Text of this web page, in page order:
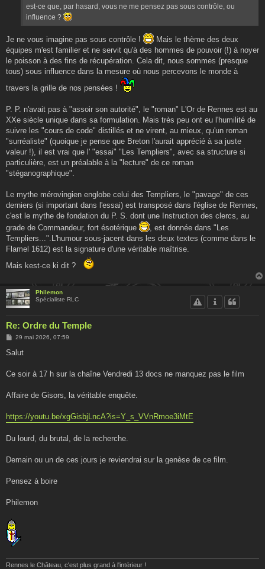
est-ce que, par hasard, vous ne me pensez pas sous contrôle, ou
influence ?
Je ne vous imagine pas sous contrôle !
Mais le thème des deux
équipes m'est familier et ne servit qu'à des hommes de pouvoir (!) à noyer
le poisson à des fins de récupération. Cela dit, nous sommes (presque
tous) sous influence dans la mesure où nous percevons le monde à
travers la grille de nos pensées !
P. P. n'avait pas à "assoir son autorité", le "roman" L'Or de Rennes est au
XXe siècle unique dans sa formulation. Mais très peu ont eu l'humilité de
suivre les "cours de code" distillés et ne virent, au mieux, qu'un roman
"surréaliste" (quoique je pense que Breton l'aurait apprécié à sa juste
valeur !), il est vrai que l' "essai" "Les Templiers", avec sa structure si
particulière, est un préalable à la "lecture" de ce roman
"stéganographique".
Le mythe mérovingien englobe celui des Templiers, le "pavage" de ces
derniers (si important dans l'essai) est transposé dans l'église de Rennes,
c'est le mythe de fondation du P. S. dont une Instruction des clercs, au
grade de Commandeur, fort ésotérique
, est donnée dans "Les
Templiers...".L'humour sous-jacent dans les deux textes (comme dans le
Flamel 1612) est la signature d'une véritable maîtrise.
Mais kest-ce ki dit ?
Philemon
Spécialiste RLC
Re: Ordre du Temple
M
s
g
29 mai 2026, 07:59
Salut
Ce soir à 17 h sur la chaîne Vendredi 13 docs ne manquez pas le film
Affaire de Gisors, la véritable enquête.
https://youtu.be/xgGisbjLncA?is=Y_s_VVnRmoe3iMtE
Du lourd, du brutal, de la recherche.
Demain ou un de ces jours je reviendrai sur la genèse de ce film.
Pensez à boire
Philemon
Rennes le Château, c'est plus grand à l'intérieur !